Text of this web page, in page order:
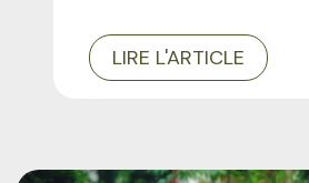
LIRE L'ARTICLE